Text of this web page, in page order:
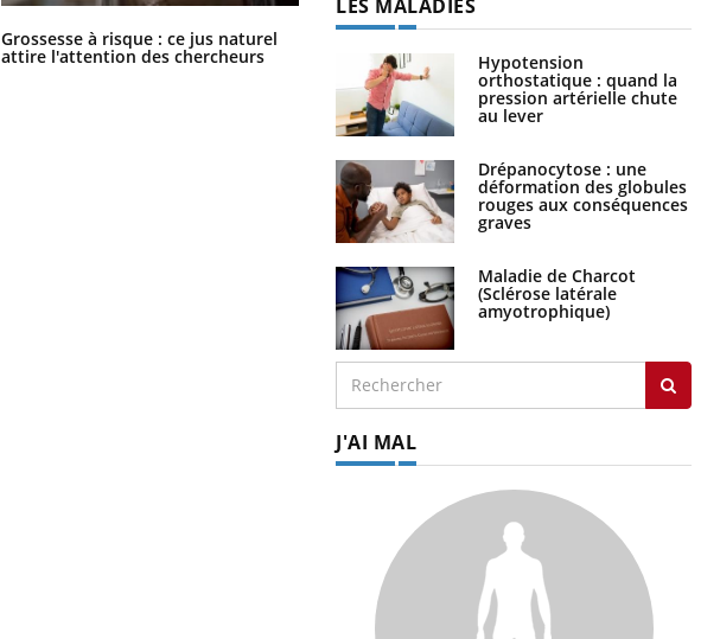
Grossesse à risque : ce jus naturel
attire l'attention des chercheurs
Comment oublier les écrans en
vacances ?
LES MALADIES
Hypotension
orthostatique : quand la
pression artérielle chute
au lever
Drépanocytose : une
déformation des globules
rouges aux conséquences
graves
Maladie de Charcot
(Sclérose latérale
amyotrophique)
J'AI MAL